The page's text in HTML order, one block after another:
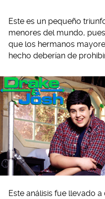
Este es un pequeño
menores del mundo,
que los hermanos
hecho deberían de
Este análisis fue llevado